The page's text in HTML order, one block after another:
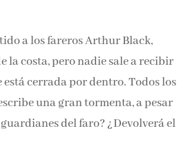
a los fareros Arthur Black,
la costa, pero nadie sale a recibir
cerrada por dentro. Todos los
una gran tormenta, a pesar
del faro? ¿Devolverá el